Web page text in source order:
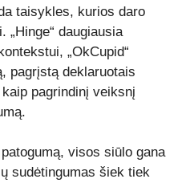
taisykles, kurios daro
„Hinge“ daugiausia
„OkCupid“
pagrįstą deklaruotais
kaip pagrindinį veiksnį
visos siūlo gana
sudėtingumas šiek tiek